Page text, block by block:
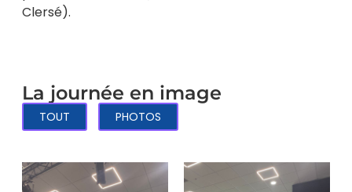
Clersé).
La journée en image
TOUT PHOTOS